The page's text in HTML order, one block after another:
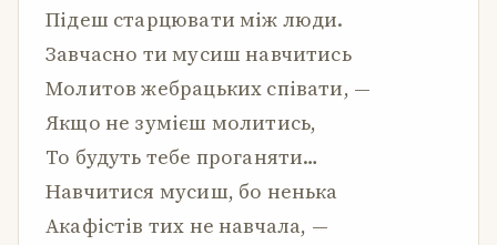
Підеш старцювати між люди.
Завчасно ти мусиш навчитись
Молитов жебрацьких співати, —
Якщо не зумієш молитись,
То будуть тебе проганяти…
Навчитися мусиш, бо ненька
Акафістів тих не навчала, —